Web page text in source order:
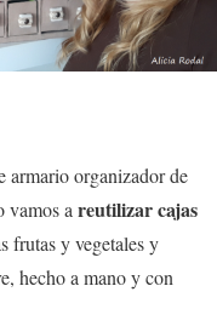
armario organizador de
vamos a reutilizar cajas
frutas y vegetales y
hecho a mano y con